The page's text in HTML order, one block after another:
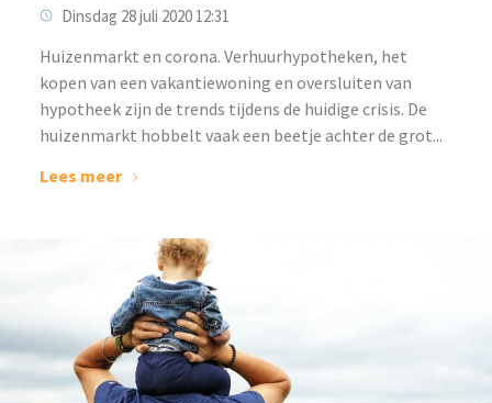
Dinsdag 28 juli 2020 12:31
Huizenmarkt en corona. Verhuurhypotheken, het
kopen van een vakantiewoning en oversluiten van
hypotheek zijn de trends tijdens de huidige crisis. De
huizenmarkt hobbelt vaak een beetje achter de grot...
Lees meer